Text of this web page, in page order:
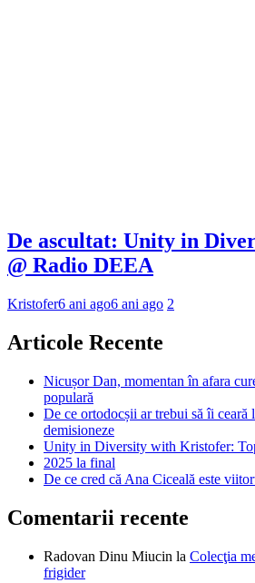
De ascultat: Unity in
@ Radio DEEA
Kristofer6 ani ago6 ani ago 2
Articole Recente
Nicușor Dan, momentan în afara
populară
De ce ortodocșii ar trebui să îi ceară
demisioneze
Unity in Diversity with Kristofer:
2025 la final
De ce cred că Ana Ciceală este
Comentarii recente
Radovan Dinu Miucin la Colecţia
frigider